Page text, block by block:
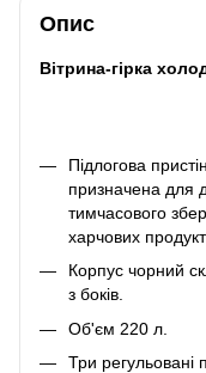
Опис
Вітрина-гірка
Підлогова
призначена для
тимчасового
харчових
Корпус чорний
з боків.
Об'єм 220 л.
Три регульовані